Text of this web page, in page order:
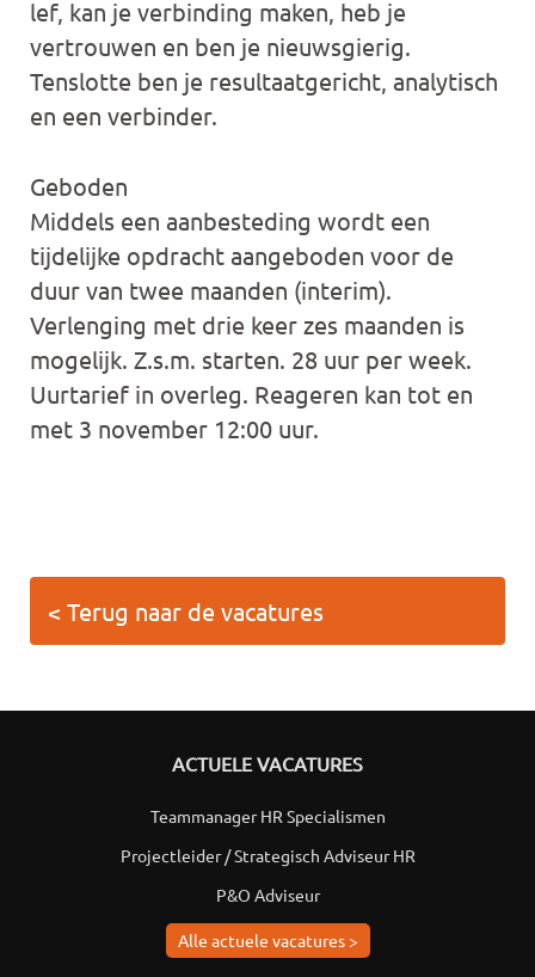
lef, kan je verbinding maken, heb je
vertrouwen en ben je nieuwsgierig.
Tenslotte ben je resultaatgericht, analytisch
en een verbinder.
Geboden
Middels een aanbesteding wordt een
tijdelijke opdracht aangeboden voor de
duur van twee maanden (interim).
Verlenging met drie keer zes maanden is
mogelijk. Z.s.m. starten. 28 uur per week.
Uurtarief in overleg. Reageren kan tot en
met 3 november 12:00 uur.
< Terug naar de vacatures
ACTUELE VACATURES
Teammanager HR Specialismen
Projectleider / Strategisch Adviseur HR
P&O Adviseur
Alle actuele vacatures >